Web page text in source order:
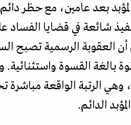
بعد عامين، مع حظر
شائعة في قضايا الفساد
العقوبة الرسمية تصبح
بالغة القسوة
الرتبة الواقعة مباشرة
الدائم.